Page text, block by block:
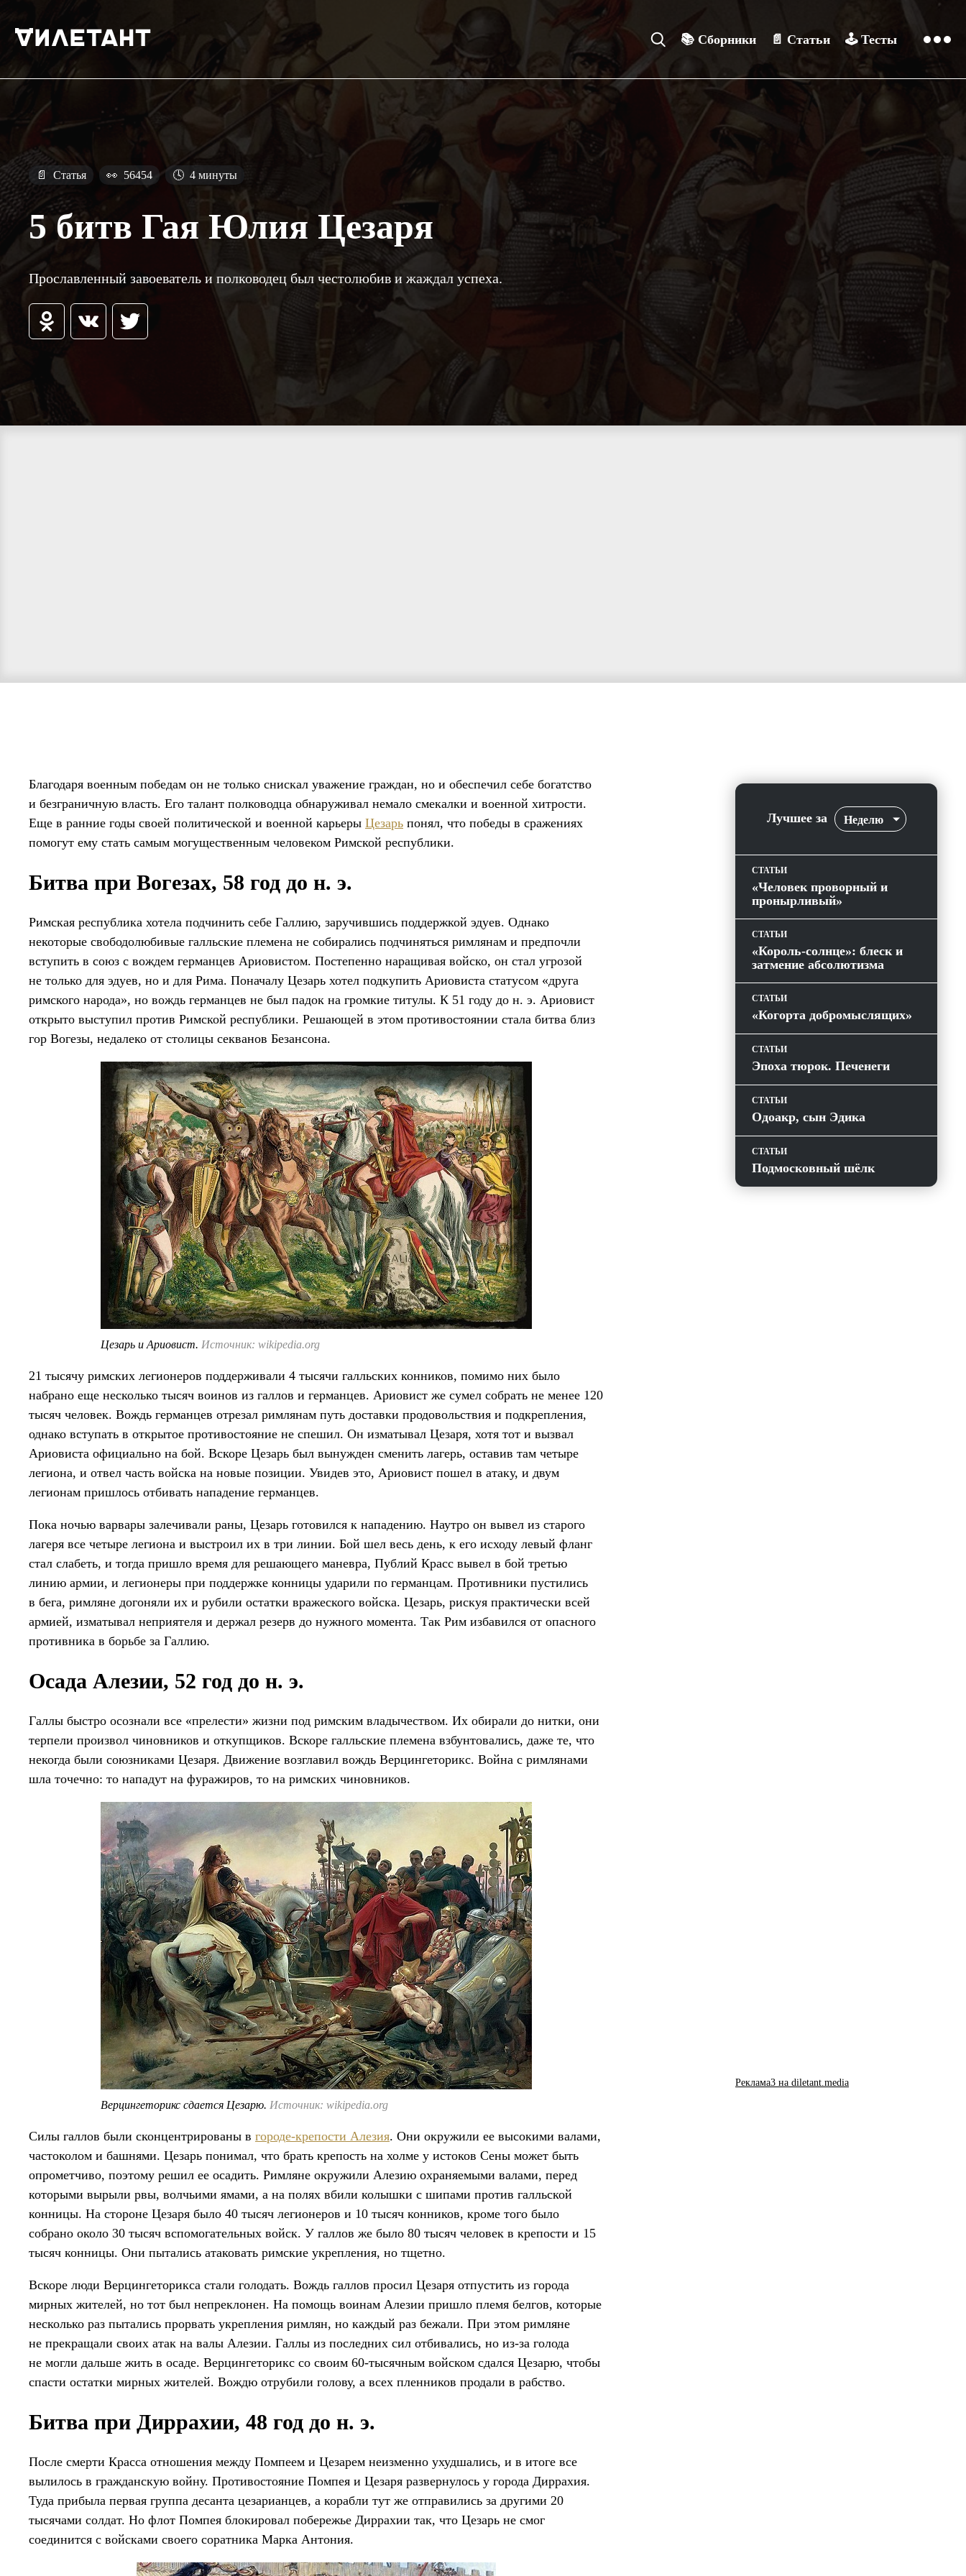
📚 Сборники 📄 Статьи 🕹️Тесты
📄 Статья 👀 56454 🕓 4 минуты
5 битв Гая Юлия Цезаря
Прославленный завоеватель и полководец был честолюбив и жаждал успеха.
Благодаря военным победам он не только снискал уважение граждан, но и обеспечил себе богатство
и безграничную власть. Его талант полководца обнаруживал немало смекалки и военной хитрости.
Еще в ранние годы своей политической и военной карьеры Цезарь понял, что победы в сражениях
помогут ему стать самым могущественным человеком Римской республики.
Битва при Вогезах, 58 год до н. э.
Римская республика хотела подчинить себе Галлию, заручившись поддержкой эдуев. Однако
некоторые свободолюбивые галльские племена не собирались подчиняться римлянам и предпочли
вступить в союз с вождем германцев Ариовистом. Постепенно наращивая войско, он стал угрозой
не только для эдуев, но и для Рима. Поначалу Цезарь хотел подкупить Ариовиста статусом «друга
римского народа», но вождь германцев не был падок на громкие титулы. К 51 году до н. э. Ариовист
открыто выступил против Римской республики. Решающей в этом противостоянии стала битва близ
гор Вогезы, недалеко от столицы секванов Безансона.
Цезарь и Ариовист. Источник: wikipedia.org
21 тысячу римских легионеров поддерживали 4 тысячи галльских конников, помимо них было
набрано еще несколько тысяч воинов из галлов и германцев. Ариовист же сумел собрать не менее 120
тысяч человек. Вождь германцев отрезал римлянам путь доставки продовольствия и подкрепления,
однако вступать в открытое противостояние не спешил. Он изматывал Цезаря, хотя тот и вызвал
Ариовиста официально на бой. Вскоре Цезарь был вынужден сменить лагерь, оставив там четыре
легиона, и отвел часть войска на новые позиции. Увидев это, Ариовист пошел в атаку, и двум
легионам пришлось отбивать нападение германцев.
Пока ночью варвары залечивали раны, Цезарь готовился к нападению. Наутро он вывел из старого
лагеря все четыре легиона и выстроил их в три линии. Бой шел весь день, к его исходу левый фланг
стал слабеть, и тогда пришло время для решающего маневра, Публий Красс вывел в бой третью
линию армии, и легионеры при поддержке конницы ударили по германцам. Противники пустились
в бега, римляне догоняли их и рубили остатки вражеского войска. Цезарь, рискуя практически всей
армией, изматывал неприятеля и держал резерв до нужного момента. Так Рим избавился от опасного
противника в борьбе за Галлию.
Осада Алезии, 52 год до н. э.
Галлы быстро осознали все «прелести» жизни под римским владычеством. Их обирали до нитки, они
терпели произвол чиновников и откупщиков. Вскоре галльские племена взбунтовались, даже те, что
некогда были союзниками Цезаря. Движение возглавил вождь Верцингеторикс. Война с римлянами
шла точечно: то нападут на фуражиров, то на римских чиновников.
Верцингеторикс сдается Цезарю. Источник: wikipedia.org
Силы галлов были сконцентрированы в городе-крепости Алезия. Они окружили ее высокими валами,
частоколом и башнями. Цезарь понимал, что брать крепость на холме у истоков Сены может быть
опрометчиво, поэтому решил ее осадить. Римляне окружили Алезию охраняемыми валами, перед
которыми вырыли рвы, волчьими ямами, а на полях вбили колышки с шипами против галльской
конницы. На стороне Цезаря было 40 тысяч легионеров и 10 тысяч конников, кроме того было
собрано около 30 тысяч вспомогательных войск. У галлов же было 80 тысяч человек в крепости и 15
тысяч конницы. Они пытались атаковать римские укрепления, но тщетно.
Вскоре люди Верцингеторикса стали голодать. Вождь галлов просил Цезаря отпустить из города
мирных жителей, но тот был непреклонен. На помощь воинам Алезии пришло племя белгов, которые
несколько раз пытались прорвать укрепления римлян, но каждый раз бежали. При этом римляне
не прекращали своих атак на валы Алезии. Галлы из последних сил отбивались, но из-за голода
не могли дальше жить в осаде. Верцингеторикс со своим 60-тысячным войском сдался Цезарю, чтобы
спасти остатки мирных жителей. Вождю отрубили голову, а всех пленников продали в рабство.
Битва при Диррахии, 48 год до н. э.
После смерти Красса отношения между Помпеем и Цезарем неизменно ухудшались, и в итоге все
вылилось в гражданскую войну. Противостояние Помпея и Цезаря развернулось у города Диррахия.
Туда прибыла первая группа десанта цезарианцев, а корабли тут же отправились за другими 20
тысячами солдат. Но флот Помпея блокировал побережье Диррахии так, что Цезарь не смог
соединится с войсками своего соратника Марка Антония.
Лучшее за Неделю
СТАТЬИ
«Человек проворный и
пронырливый»
СТАТЬИ
«Король-солнце»: блеск и
затмение абсолютизма
СТАТЬИ
«Когорта добромыслящих»
СТАТЬИ
Эпоха тюрок. Печенеги
СТАТЬИ
Одоакр, сын Эдика
СТАТЬИ
Подмосковный шёлк
Реклама3 на diletant.media